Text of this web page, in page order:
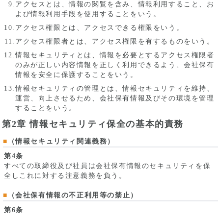
アクセスとは、情報の閲覧を含み、情報利用すること、お
よび情報利用手段を使用することをいう。
アクセス権限とは、アクセスできる権限をいう。
アクセス権限者とは、アクセス権限を有するものをいう。
情報セキュリティとは、情報を必要とするアクセス権限者
のみが正しい内容情報を正しく利用できるよう、会社保有
情報を安全に保護することをいう。
情報セキュリティの管理とは、情報セキュリティを維持、
運営、向上させるため、会社保有情報及びその環境を管理
することをいう。
第2章 情報セキュリティ保全の基本的責務
（情報セキュリティ関連義務）
第4条
すべての取締役及び社員は会社保有情報のセキュリティを保
全しこれに対する注意義務を負う。
（会社保有情報の不正利用等の禁止）
第6条